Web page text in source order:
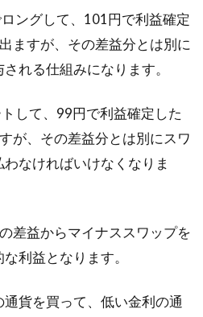
ングして、101円で利益確定
ますが、その差益分とは別に
れる仕組みになります。
して、99円で利益確定した
が、その差益分とは別にスワ
なければいけなくなりま
差益からマイナススワップを
利益となります。
貨を買って、低い金利の通